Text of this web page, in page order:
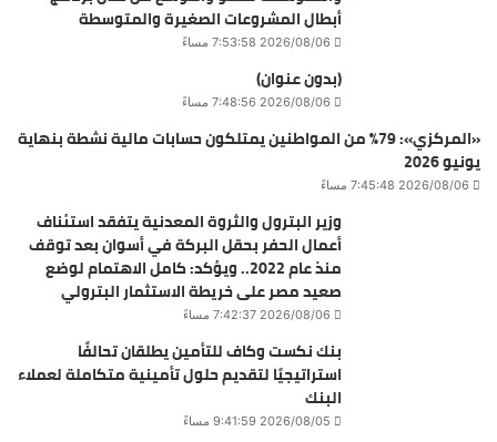
أبطال المشروعات الصغيرة والمتوسطة
2026/08/06 7:53:58 مساءً
(بدون عنوان)
2026/08/06 7:48:56 مساءً
«المركزي»: 79% من المواطنين يمتلكون حسابات مالية نشطة بنهاية
يونيو 2026
2026/08/06 7:45:48 مساءً
وزير البترول والثروة المعدنية يتفقد استئناف
أعمال الحفر بحقل البركة في أسوان بعد توقف
منذ عام 2022.. ويؤكد: كامل الاهتمام لوضع
صعيد مصر على خريطة الاستثمار البترولي
2026/08/06 7:42:37 مساءً
بنك نكست وكاف للتأمين يطلقان تحالفًا
استراتيجيًا لتقديم حلول تأمينية متكاملة لعملاء
البنك
2026/08/05 9:41:59 مساءً